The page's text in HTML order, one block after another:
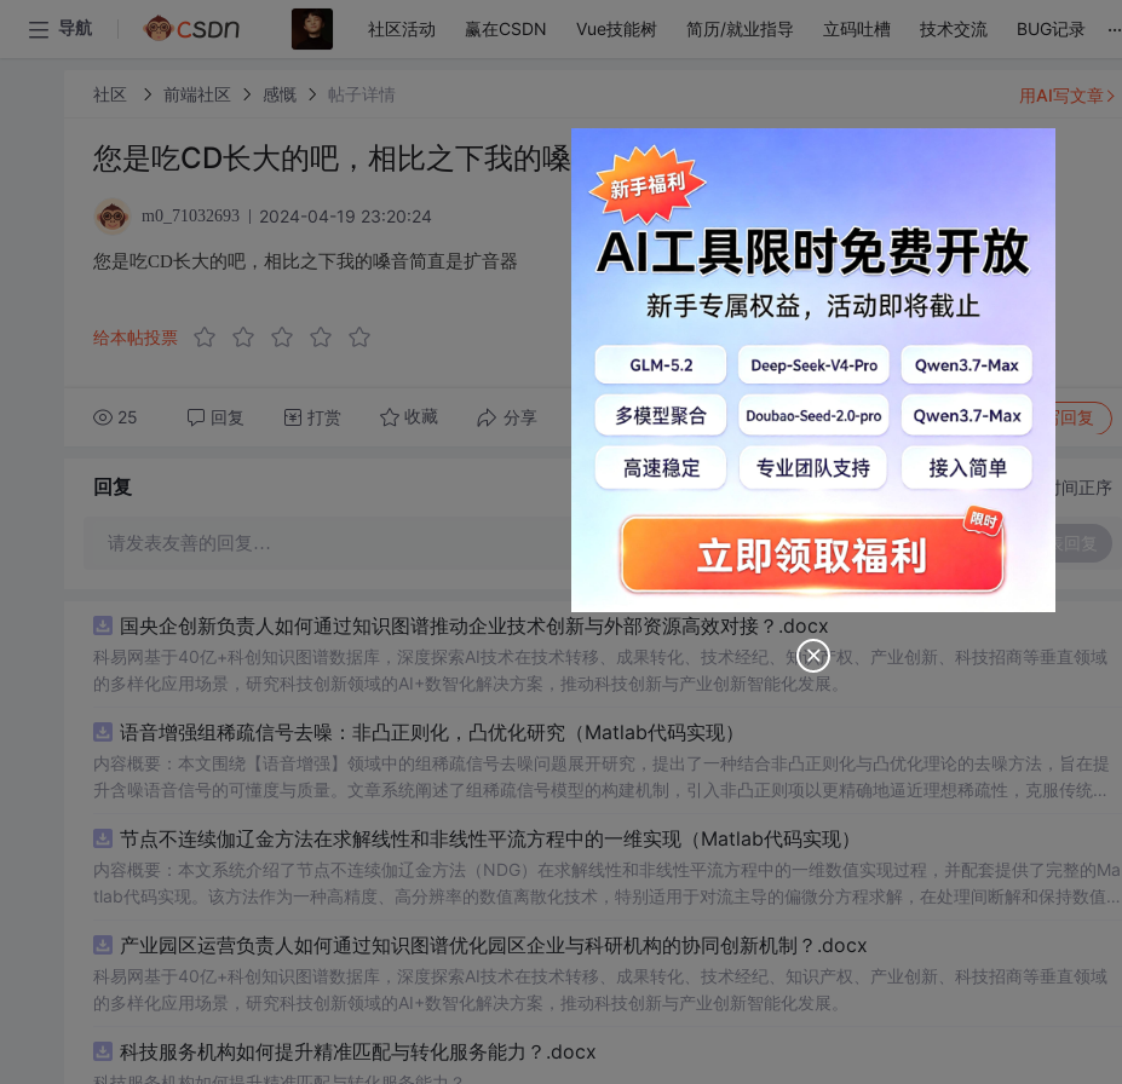
导航 社区活动 赢在CSDN Vue技能树 简历/就业指导 立码吐槽 技术交流 BUG记录 ...
社区 前端社区 感慨 帖子详情
您是吃CD长大的吧，相比之下我的嗓音简直是扩音器
m0_71032693 2024-04-19 23:20:24
您是吃CD长大的吧，相比之下我的嗓音简直是扩音器
给本帖投票
25 回复 打赏 收藏 分享 转发到动态 举报 写回复
用AI写文章
回复 切换为时间正序
请发表友善的回复…
国央企创新负责人如何通过知识图谱推动企业技术创新与外部资源高效对接？.docx
科易网基于40亿+科创知识图谱数据库，深度探索AI技术在技术转移、成果转化、技术经纪、知识产权、产业创新、科技招商等垂直领域
的多样化应用场景，研究科技创新领域的AI+数智化解决方案，推动科技创新与产业创新智能化发展。
语音增强组稀疏信号去噪：非凸正则化，凸优化研究（Matlab代码实现）
内容概要：本文围绕【语音增强】领域中的组稀疏信号去噪问题展开研究，提出了一种结合非凸正则化与凸优化理论的去噪方法，旨在提
升含噪语音信号的可懂度与质量。文章系统阐述了组稀疏信号模型的构建机制，引入非凸正则项以更精确地逼近理想稀疏性，克服传统凸
语音信号预处理、稀疏系数求解、去噪重构等关键环节，并配套提供可复现的代码资源，便于研究人员进一步验证与拓展。该方法在保留
数学可处理性的同时显著增强了去噪性能，尤其适用于低信噪比环境下的语音恢复任务。; 适合人群：具备一定信号与系统、数字信号处理
理论基础，熟悉稀疏表示与最优化方法，且拥有Matlab编程能力的研究生、科研人员及从事语音增强、音频工程、通信系统等相关领域的
课程或科研项目中的教学案例，帮助深入理解稀疏表示、非凸优化与凸优化算法的融合机制；③为后续研究非凸正则化在图像去噪、生物
医学信号处理等其他稀疏恢复问题中的性能优势提供理论依据与实现范例。; 阅读建议：建议读者结合所提供的Matlab代码逐模块分析，
重点理解非凸正则项的设计动机及其对稀疏性的增强作用，深入掌握优化求解过程中迭代算法的实现细节；同时可通过调整正则化参数、
势与潜在局限。
节点不连续伽辽金方法在求解线性和非线性平流方程中的一维实现（Matlab代码实现）
内容概要：本文系统介绍了节点不连续伽辽金方法（NDG）在求解线性和非线性平流方程中的一维数值实现过程，并配套提供了完整的Ma
tlab代码实现。该方法作为一种高精度、高分辨率的数值离散化技术，特别适用于对流主导的偏微分方程求解，在处理间断解和保持数值
（如显式Runge-Kutta方法）以及边界条件的实施策略。通过多个典型算例（如线性对流、Burgers方程等）的仿真分析，充分验证了该方
法在捕捉激波、避免非物理振荡及保持高阶精度方面的有效性。结合代码实践，读者可深入掌握NDG方法的算法设计与编程实现的关键环
节。; 适合人群：具备偏微分方程数值解法、有限元方法或计算流体力学基础知识，熟悉Matlab编程语言，从事科学计算、工程仿真、应
法的理解；②应用于流体力学、气象模拟、环境科学等领域中对强对流现象的精确数值模拟；③作为复杂物理系统仿真中对流项高精度离
产业园区运营负责人如何通过知识图谱优化园区企业与科研机构的协同创新机制？.docx
科易网基于40亿+科创知识图谱数据库，深度探索AI技术在技术转移、成果转化、技术经纪、知识产权、产业创新、科技招商等垂直领域
的多样化应用场景，研究科技创新领域的AI+数智化解决方案，推动科技创新与产业创新智能化发展。
科技服务机构如何提升精准匹配与转化服务能力？.docx